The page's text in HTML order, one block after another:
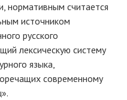
нормативным считается
источником
русского
лексическую систему
языка,
современному